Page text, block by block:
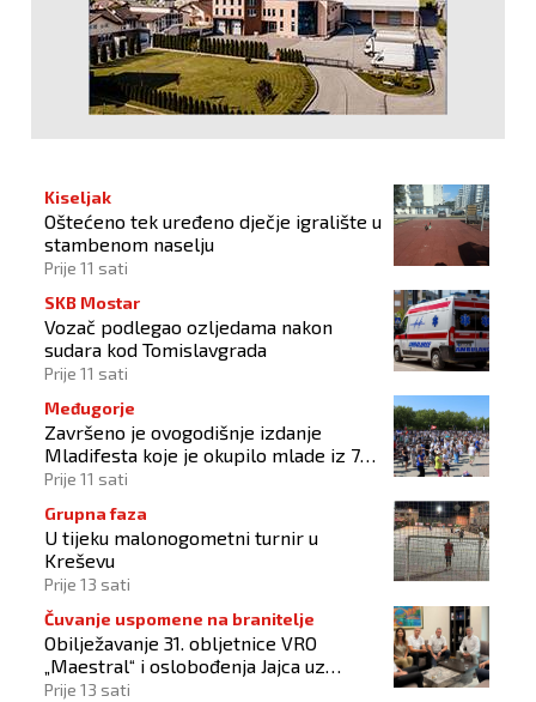
Kiseljak
Oštećeno tek uređeno dječje igralište u
stambenom naselju
Prije 11 sati
SKB Mostar
Vozač podlegao ozljedama nakon
sudara kod Tomislavgrada
Prije 11 sati
Međugorje
Završeno je ovogodišnje izdanje
Mladifesta koje je okupilo mlade iz 73
zemlje svijeta
Prije 11 sati
Grupna faza
U tijeku malonogometni turnir u
Kreševu
Prije 13 sati
Čuvanje uspomene na branitelje
Obilježavanje 31. obljetnice VRO
„Maestral“ i oslobođenja Jajca uz
pokroviteljstvo HNS-a BiH
Prije 13 sati